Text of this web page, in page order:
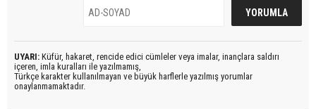
UYARI: Küfür, hakaret, rencide edici cümleler veya imalar, inançlara saldırı
içeren, imla kuralları ile yazılmamış,
Türkçe karakter kullanılmayan ve büyük harflerle yazılmış yorumlar
onaylanmamaktadır.